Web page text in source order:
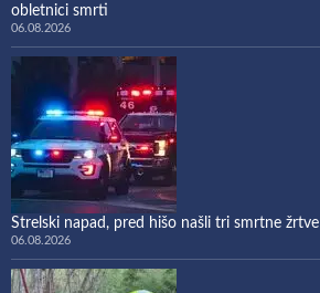
obletnici smrti
06.08.2026
Strelski napad, pred hišo našli tri smrtne žrtve
06.08.2026